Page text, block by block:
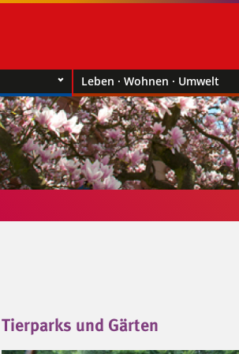
Leben · Wohnen · Umwelt
Tierparks und Gärten